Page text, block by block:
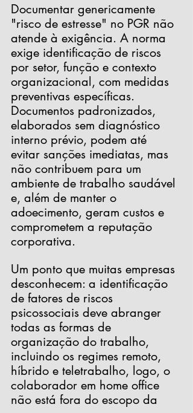
Documentar genericamente
"risco de estresse" no PGR não
atende à exigência. A norma
exige identificação de riscos
por setor, função e contexto
organizacional, com medidas
preventivas específicas.
Documentos padronizados,
elaborados sem diagnóstico
interno prévio, podem até
evitar sanções imediatas, mas
não contribuem para um
ambiente de trabalho saudável
e, além de manter o
adoecimento, geram custos e
comprometem a reputação
corporativa.
Um ponto que muitas empresas
desconhecem: a identificação
de fatores de riscos
psicossociais deve abranger
todas as formas de
organização do trabalho,
incluindo os regimes remoto,
híbrido e teletrabalho, logo, o
colaborador em home office
não está fora do escopo da